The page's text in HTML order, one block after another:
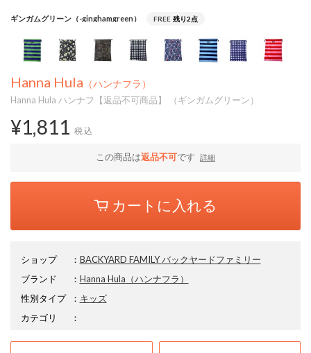
ギンガムグリーン（-ginghamgreen） FREE 残り2点
Hanna Hula （ハンナフラ）
Hanna Hula ハンナフ【返品不可商品】 （ギンガムグリーン）
¥1,811 税込
この商品は返品不可です 詳細
カートに入れる
ショップ ： BACKYARD FAMILY バックヤードファミリー
ブランド
： Hanna Hula （ハンナフラ）
性別タイプ
： キッズ
カテゴリ
：